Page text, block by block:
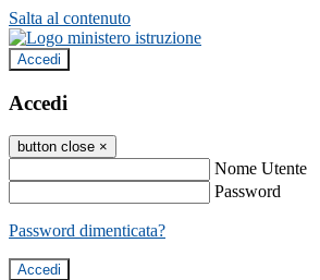
Salta al contenuto
Accedi
Accedi
button close ×
Nome Utente
Password
Password dimenticata?